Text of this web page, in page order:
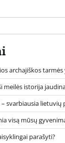
archajiškos
meilės istorija
– svarbiausia lietuvių
visą mūsų
parašyti?